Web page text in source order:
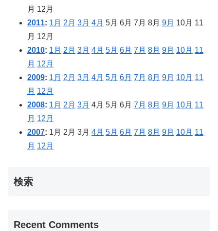
月 12月
2011: 1月 2月 3月 4月 5月 6月 7月 8月 9月 10月 11
月 12月
2010: 1月 2月 3月 4月 5月 6月 7月 8月 9月 10月 11
月 12月
2009: 1月 2月 3月 4月 5月 6月 7月 8月 9月 10月 11
月 12月
2008: 1月 2月 3月 4月 5月 6月 7月 8月 9月 10月 11
月 12月
2007: 1月 2月 3月 4月 5月 6月 7月 8月 9月 10月 11
月 12月
検索
Recent Comments